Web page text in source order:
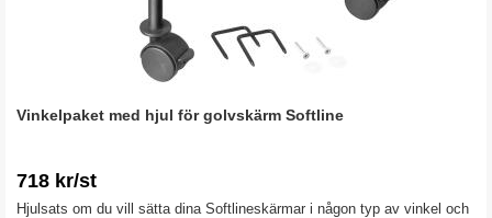
Vinkelpaket med hjul för golvskärm Softline
718 kr/st
Hjulsats om du vill sätta dina Softlineskärmar i någon typ av vinkel och